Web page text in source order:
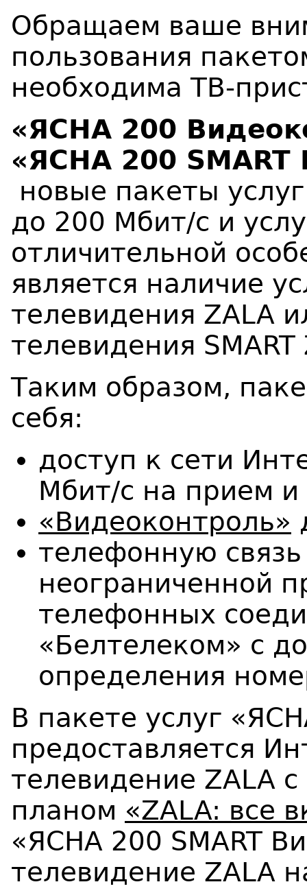
Обращаем ваше
пользования
необходима ТВ-
«ЯСНА 200
«ЯСНА 200 SMART
новые пакеты
до 200 Мбит/с и
отличительной
является наличие
телевидения ZALA
телевидения SMART
Таким образом,
себя:
доступ к сети
Мбит/с на прием
«Видеоконтроль»
телефонную
неограниченной
телефонных
«Белтелеком» с
определения
В пакете услуг
предоставляется
телевидение ZALA
планом «ZALA: все
«ЯСНА 200 SMART
телевидение ZALA